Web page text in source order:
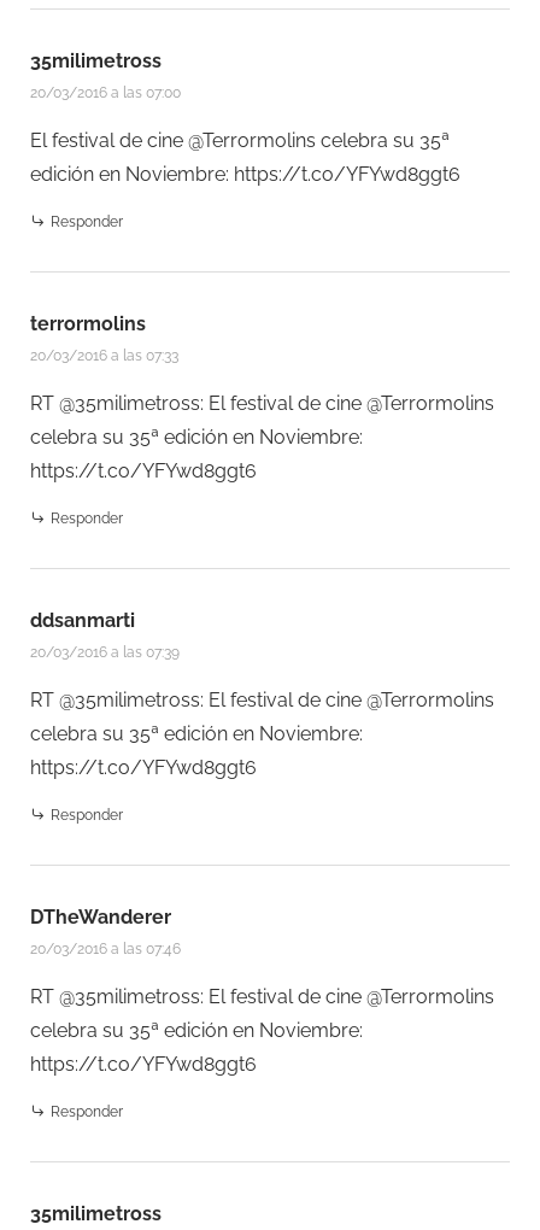
35milimetross
20/03/2016 a las 07:00
El festival de cine @Terrormolins celebra su 35ª
edición en Noviembre: https://t.co/YFYwd8ggt6
Responder
terrormolins
20/03/2016 a las 07:33
RT @35milimetross: El festival de cine @Terrormolins
celebra su 35ª edición en Noviembre:
https://t.co/YFYwd8ggt6
Responder
ddsanmarti
20/03/2016 a las 07:39
RT @35milimetross: El festival de cine @Terrormolins
celebra su 35ª edición en Noviembre:
https://t.co/YFYwd8ggt6
Responder
DTheWanderer
20/03/2016 a las 07:46
RT @35milimetross: El festival de cine @Terrormolins
celebra su 35ª edición en Noviembre:
https://t.co/YFYwd8ggt6
Responder
35milimetross